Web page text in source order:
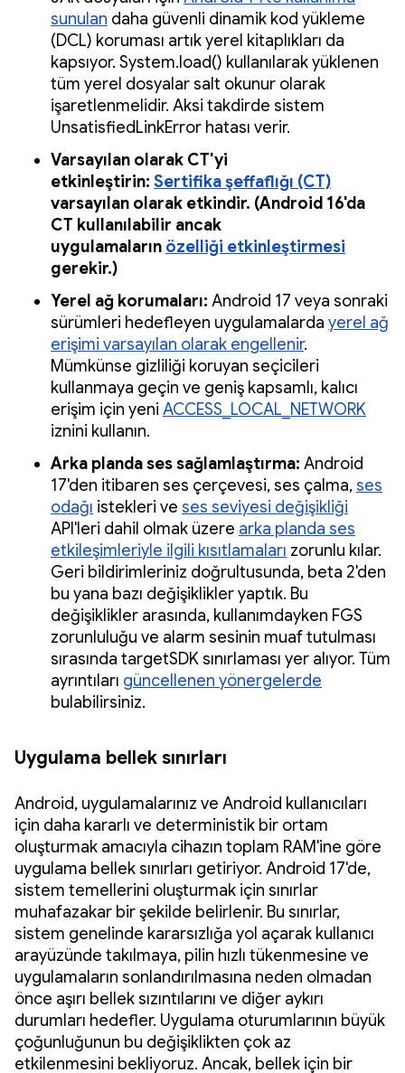
sunulan daha güvenli dinamik kod yükleme
(DCL) koruması artık yerel kitaplıkları da
kapsıyor. System.load() kullanılarak yüklenen
tüm yerel dosyalar salt okunur olarak
işaretlenmelidir. Aksi takdirde sistem
UnsatisfiedLinkError hatası verir.
Varsayılan olarak CT'yi
etkinleştirin: Sertifika şeffaflığı (CT)
varsayılan olarak etkindir. (Android 16'da
CT kullanılabilir ancak
uygulamaların özelliği etkinleştirmesi
gerekir.)
Yerel ağ korumaları: Android 17 veya sonraki
sürümleri hedefleyen uygulamalarda yerel ağ
erişimi varsayılan olarak engellenir.
Mümkünse gizliliği koruyan seçicileri
kullanmaya geçin ve geniş kapsamlı, kalıcı
erişim için yeni ACCESS_LOCAL_NETWORK
iznini kullanın.
Arka planda ses sağlamlaştırma: Android
17'den itibaren ses çerçevesi, ses çalma,ses
odağı istekleri ve ses seviyesi değişikliği
API'leri dahil olmak üzere arka planda ses
etkileşimleriyle ilgili kısıtlamaları zorunlu kılar.
Geri bildirimleriniz doğrultusunda, beta 2'den
bu yana bazı değişiklikler yaptık. Bu
değişiklikler arasında, kullanımdayken FGS
zorunluluğu ve alarm sesinin muaf tutulması
sırasında targetSDK sınırlaması yer alıyor. Tüm
ayrıntıları güncellenen yönergelerde
bulabilirsiniz.
Uygulama bellek sınırları
Android, uygulamalarınız ve Android kullanıcıları
için daha kararlı ve deterministik bir ortam
oluşturmak amacıyla cihazın toplam RAM'ine göre
uygulama bellek sınırları getiriyor. Android 17'de,
sistem temellerini oluşturmak için sınırlar
muhafazakar bir şekilde belirlenir. Bu sınırlar,
sistem genelinde kararsızlığa yol açarak kullanıcı
arayüzünde takılmaya, pilin hızlı tükenmesine ve
uygulamaların sonlandırılmasına neden olmadan
önce aşırı bellek sızıntılarını ve diğer aykırı
durumları hedefler. Uygulama oturumlarının büyük
çoğunluğunun bu değişiklikten çok az
etkilenmesini bekliyoruz. Ancak, bellek için bir